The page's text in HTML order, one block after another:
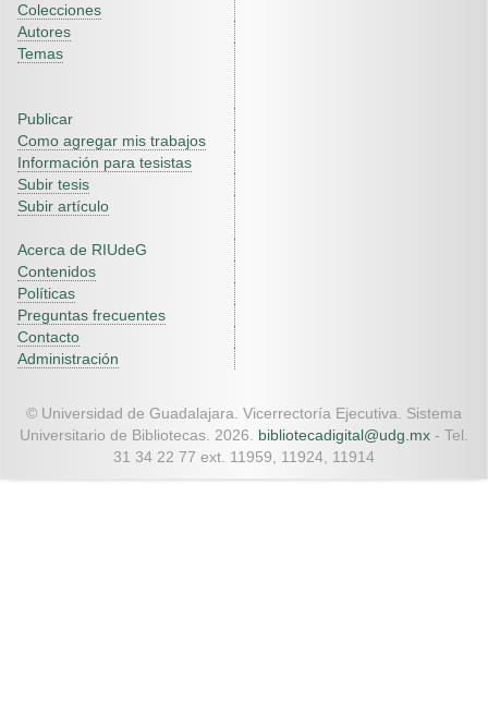
Colecciones
Autores
Temas
Publicar
Como agregar mis trabajos
Información para tesistas
Subir tesis
Subir artículo
Acerca de RIUdeG
Contenidos
Políticas
Preguntas frecuentes
Contacto
Administración
© Universidad de Guadalajara. Vicerrectoría Ejecutiva. Sistema
Universitario de Bibliotecas. 2026. bibliotecadigital@udg.mx - Tel.
31 34 22 77 ext. 11959, 11924, 11914